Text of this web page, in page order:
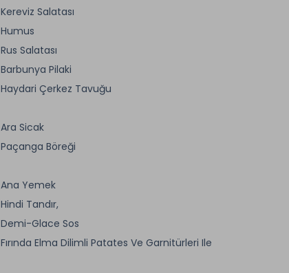
Kereviz Salatası
Humus
Rus Salatası
Barbunya Pilaki
Haydari Çerkez Tavuğu
Ara Sicak
Paçanga Böreği
Ana Yemek
Hindi Tandır,
Demi-Glace Sos
Fırında Elma Dilimli Patates Ve Garnitürleri Ile